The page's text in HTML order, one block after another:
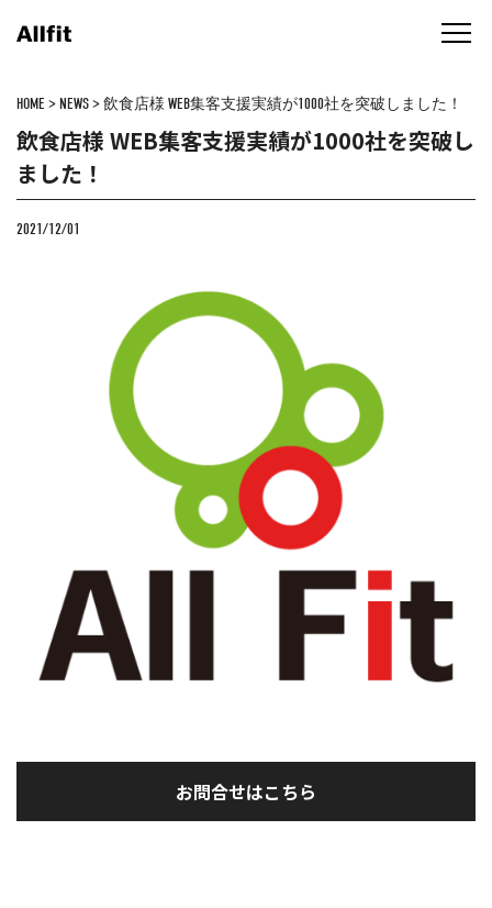
HOME >NEWS>飲食店様 WEB集客支援実績が1000社を突破しました！
飲食店様 WEB集客支援実績が1000社を突破し
ました！
2021/12/01
お問合せはこちら